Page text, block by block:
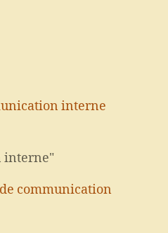
interne
interne"
communication